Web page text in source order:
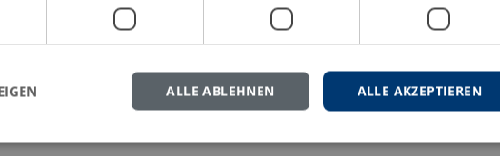
ALLE AKZEPTIEREN
ALLE ABLEHNEN